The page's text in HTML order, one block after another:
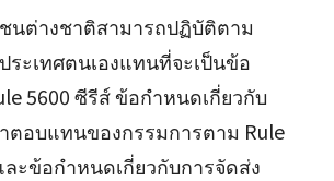
นต่างชาติสามารถปฏิบัติตาม
ระเทศตนเองแทนที่จะเป็นข้อ
5600 ซีรีส์ ข้อกำหนดเกี่ยวกับ
ตอบแทนของกรรมการตาม Rule
ะข้อกำหนดเกี่ยวกับการจัดส่ง